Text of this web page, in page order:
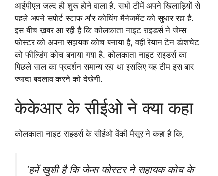
आईपीएल जल्द ही शुरू होने वाला है. सभी टीमें अपने खिलाड़ियों से
पहले अपने सपोर्ट स्टाफ और कोचिंग मैनेजमेंट को सुधार रहा है.
इस बीच ख़बर आ रही है कि कोलकाता नाइट राइडर्स ने जेम्स
फोस्टर को अपना सहायक कोच बनाया है, वहीं रेयान टेन डोशचेट
को फील्डिंग कोच बनाया गया है. कोलकाता नाइट राइडर्स का
पिछले साल का प्रदर्शन समान्य रहा था इसलिए यह टीम इस बार
ज्यादा बदलाव करने को देखेगी.
केकेआर के सीईओ ने क्या कहा
कोलकाता नाइट राइडर्स के सीईओ वेंकी मैसूर ने कहा है कि,
‘हमें खुशी है कि जेम्स फोस्टर ने सहायक कोच के